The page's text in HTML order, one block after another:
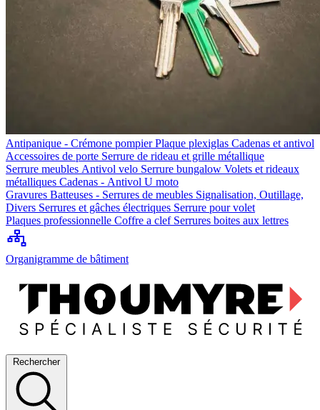
Antipanique - Crémone pompierPlaque plexiglas Cadenas et antivol
Accessoires de porte Serrure de rideau et grille métallique
Serrure meubles Antivol velo Serrure bungalow Volets et rideaux
métalliques Cadenas - Antivol U moto
Gravures Batteuses - Serrures de meubles Signalisation, Outillage,
Divers Serrures et gâches électriques Serrure pour volet
Plaques professionnelle Coffre a clef Serrures boites aux lettres
Organigramme de bâtiment
Rechercher